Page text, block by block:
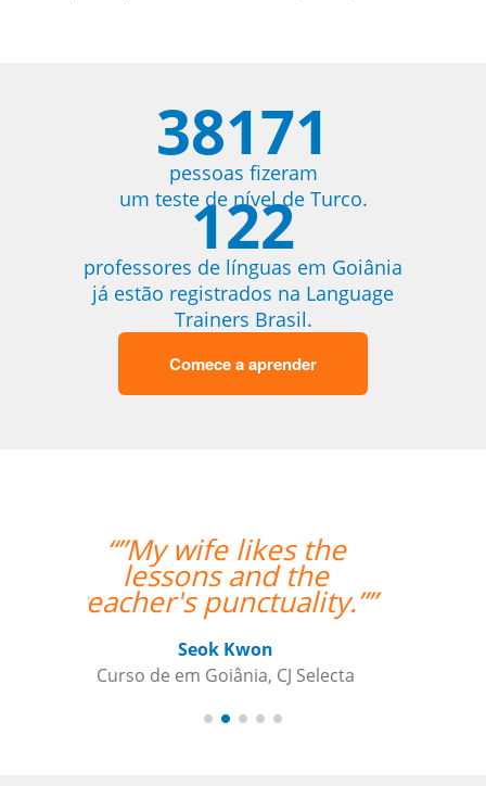
38171
pessoas fizeram
um teste de nível de Turco.
122
professores de línguas em Goiânia
já estão registrados na Language
Trainers Brasil.
Comece a aprender
“”A aluna esta
adorando o curso e
também gostou
bastante da
professora.””
Curso de Português em Jundiaí